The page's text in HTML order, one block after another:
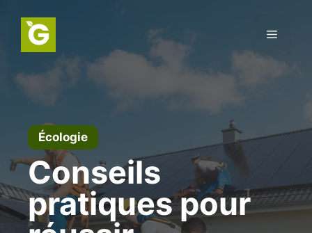
contenu
Menu
Écologie
Conseils
pratiques pour